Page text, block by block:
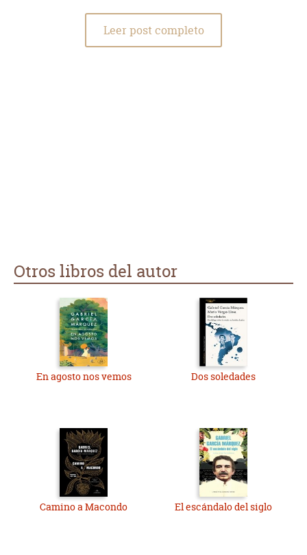
Leer post completo
Otros libros del autor
En agosto nos vemos Dos soledades
Camino a Macondo El escándalo del siglo